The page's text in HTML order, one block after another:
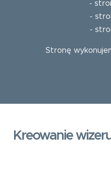
-
-
-
Stronę
Kreowanie